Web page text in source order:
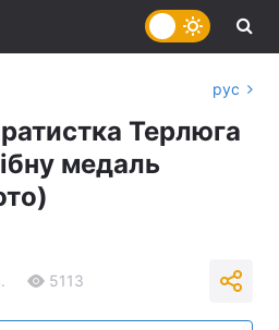
рус
Терлюга
медаль
5113